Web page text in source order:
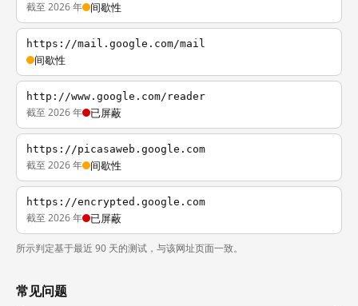
截至 2026 年 间歇性
https://mail.google.com/mail
间歇性
http://www.google.com/reader
截至 2026 年 已屏蔽
https://picasaweb.google.com
截至 2026 年 间歇性
https://encrypted.google.com
截至 2026 年 已屏蔽
所示判定基于最近 90 天的测试，与该网址页面一致。
常见问题